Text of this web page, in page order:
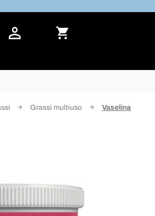
Grassi multiuso Vaselina